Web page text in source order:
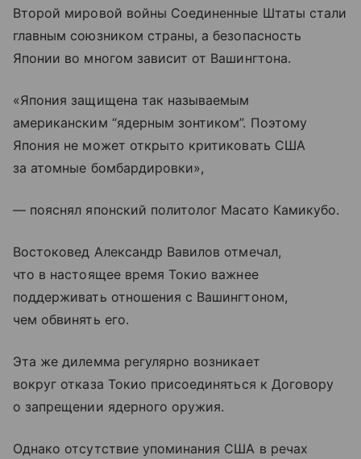
Второй мировой войны Соединенные Штаты стали
главным союзником страны, а безопасность
Японии во многом зависит от Вашингтона.
«Япония защищена так называемым
американским “ядерным зонтиком”. Поэтому
Япония не может открыто критиковать США
за атомные бомбардировки»,
— пояснял японский политолог Масато Камикубо.
Востоковед Александр Вавилов отмечал,
что в настоящее время Токио важнее
поддерживать отношения с Вашингтоном,
чем обвинять его.
Эта же дилемма регулярно возникает
вокруг отказа Токио присоединяться к Договору
о запрещении ядерного оружия.
Однако отсутствие упоминания США в речах